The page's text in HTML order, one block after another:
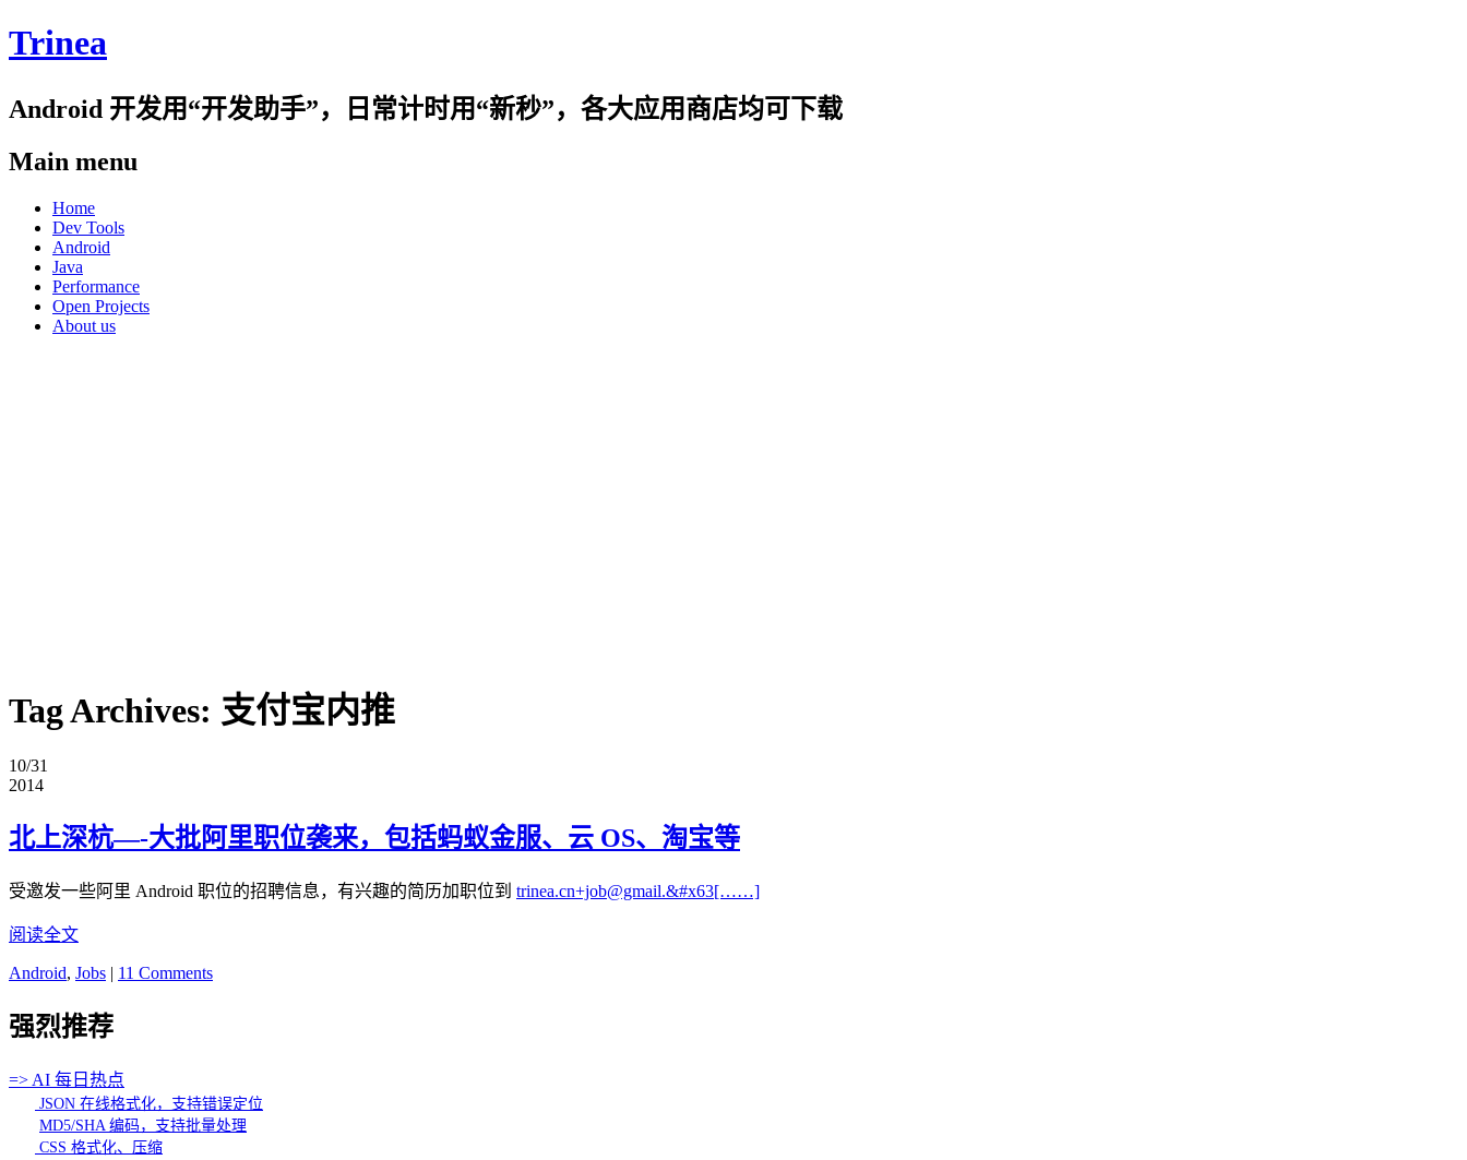
Trinea
Android 开发用“开发助手”，日常计时用“新秒”，各大应用商店均可下载
Main menu
Skip
content
Home
Dev Tools
Android
Java
Performance
Open Projects
About us
Tag Archives: 支付宝内推
10/31
2014
北上深杭—-大批阿里职位袭来，包括蚂蚁金服、云 OS、淘宝等
受邀发一些阿里 Android 职位的招聘信息，有兴趣的简历加职位到 trinea.cn+job@gmail.&#x63[……]
阅读全文
Android, Jobs | 11 Comments
强烈推荐
=> AI 每日热点
JSON 在线格式化，支持错误定位
MD5/SHA 编码，支持批量处理
CSS 格式化、压缩